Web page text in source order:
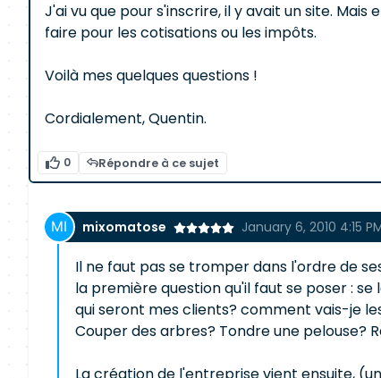
J'ai vu que pour s'inscrire, il y avait un site.
faire pour les cotisations ou les impôts.
Voilà mes quelques questions !
Cordialement, Quentin.
0 Répondre à ce sujet
mixomatose January 6, 2010 4:15
Il ne faut pas se tromper dans l'ordre de
la première question qu'il faut se poser :
qui seront mes clients? comment vais-je
Couper des arbres? Tondre une pelouse?